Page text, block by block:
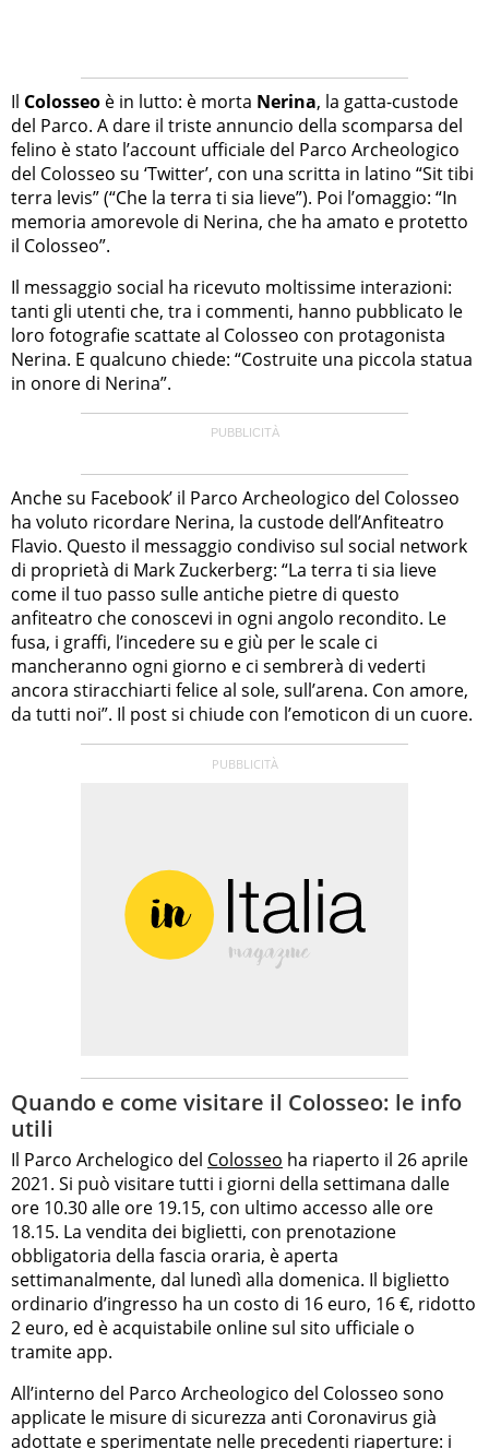
Il Colosseo è in lutto: è morta Nerina, la gatta-custode
del Parco. A dare il triste annuncio della scomparsa del
felino è stato l’account ufficiale del Parco Archeologico
del Colosseo su ‘Twitter’, con una scritta in latino “Sit tibi
terra levis” (“Che la terra ti sia lieve”). Poi l’omaggio: “In
memoria amorevole di Nerina, che ha amato e protetto
il Colosseo”.
Il messaggio social ha ricevuto moltissime interazioni:
tanti gli utenti che, tra i commenti, hanno pubblicato le
loro fotografie scattate al Colosseo con protagonista
Nerina. E qualcuno chiede: “Costruite una piccola statua
in onore di Nerina”.
Anche su Facebook’ il Parco Archeologico del Colosseo
ha voluto ricordare Nerina, la custode dell’Anfiteatro
Flavio. Questo il messaggio condiviso sul social network
di proprietà di Mark Zuckerberg: “La terra ti sia lieve
come il tuo passo sulle antiche pietre di questo
anfiteatro che conoscevi in ogni angolo recondito. Le
fusa, i graffi, l’incedere su e giù per le scale ci
mancheranno ogni giorno e ci sembrerà di vederti
ancora stiracchiarti felice al sole, sull’arena. Con amore,
da tutti noi”. Il post si chiude con l’emoticon di un cuore.
Quando e come visitare il Colosseo: le info
utili
Il Parco Archelogico del Colosseo ha riaperto il 26 aprile
2021. Si può visitare tutti i giorni della settimana dalle
ore 10.30 alle ore 19.15, con ultimo accesso alle ore
18.15. La vendita dei biglietti, con prenotazione
obbligatoria della fascia oraria, è aperta
settimanalmente, dal lunedì alla domenica. Il biglietto
ordinario d’ingresso ha un costo di 16 euro, 16 €, ridotto
2 euro, ed è acquistabile online sul sito ufficiale o
tramite app.
All’interno del Parco Archeologico del Colosseo sono
applicate le misure di sicurezza anti Coronavirus già
adottate e sperimentate nelle precedenti riaperture: i